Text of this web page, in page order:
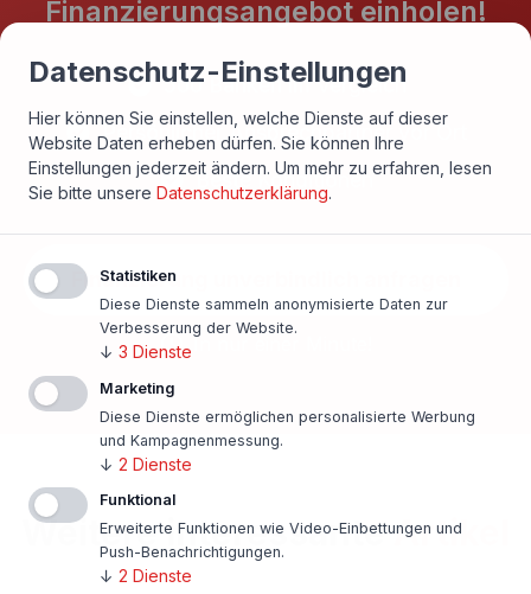
Finanzierungsangebot einholen!
500 Banken im Vergleich
Persönlicher Ansprechpartner vor Ort
Beste Konditionen
Finanzierung unverbindlich anfragen
In nur einer Minute!
Weitere interessanteArtikel
Datenschutz-Einstellungen
Hier können Sie einstellen, welche Dienste auf dieser
Website Daten erheben dürfen. Sie können Ihre
Einstellungen jederzeit ändern. Um mehr zu erfahren, lesen
Sie bitte unsere Datenschutzerklärung.
Statistiken
Diese Dienste sammeln anonymisierte Daten zur
Verbesserung der Website.
↓ 3 Dienste
Marketing
Diese Dienste ermöglichen personalisierte Werbung
und Kampagnenmessung.
↓ 2 Dienste
Funktional
Erweiterte Funktionen wie Video-Einbettungen und
Push-Benachrichtigungen.
↓ 2 Dienste